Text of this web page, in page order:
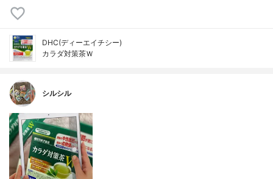
DHC(ディーエイチシー)
カラダ対策茶Ｗ
シルシル